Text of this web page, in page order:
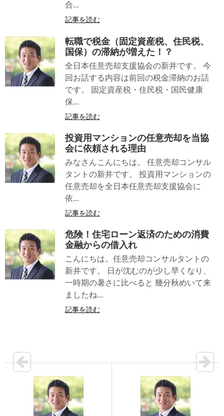
合...
記事を読む
転職で税金（固定資産税、住民税、
国保）の滞納が増えた！？
全日本任意売却支援協会の新井です。 今
回お話する内容は前回の税金滞納のお話
です。 固定資産税・住民税・国民健康
保...
記事を読む
投資用マンションの任意売却を当協
会に依頼される理由
みなさんこんにちは。 任意売却コンサル
タントの新井です。 投資用マンションの
任意売却を全日本任意売却支援協会に
依...
記事を読む
危険！住宅ローン返済のための消費
金融からの借入れ
こんにちは。任意売却コンサルタントの
新井です。 日が沈むのが少し早くなり、
一時期の暑さに比べると 幾分秋めいて来
ましたね...
記事を読む